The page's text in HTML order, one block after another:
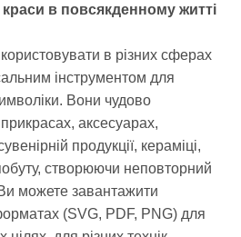
в повсякденному житті
в різних сферах
інструментом для
Вони чудово
аксесуарах,
продукції, кераміці,
створюючи неповторний
можете завантажити
(SVG, PDF, PNG) для